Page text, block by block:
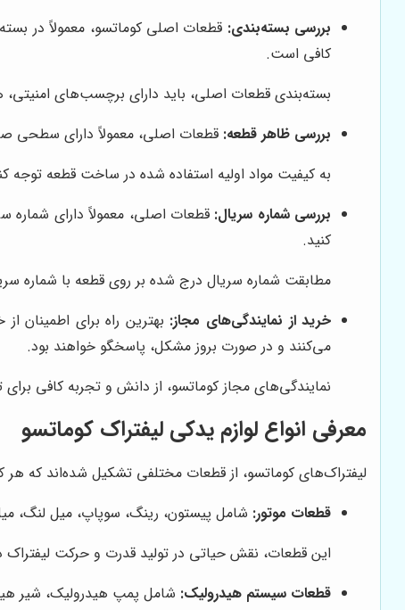
بررسی بسته‌بندی: قطعات اصلی کوماتسو، معمولاً در
کافی است.
بسته‌بندی قطعات اصلی، باید دارای برچسب‌های
بررسی ظاهر قطعه: قطعات اصلی، معمولاً دارای سطحی
به کیفیت مواد اولیه استفاده شده در ساخت قطعه توجه
بررسی شماره سریال: قطعات اصلی، معمولاً دارای شماره
کنید.
مطابقت شماره سریال درج شده بر روی قطعه با شماره
خرید از نمایندگی‌های مجاز: بهترین راه برای اطمینان
می‌کنند و در صورت بروز مشکل، پاسخگو خواهند بود.
نمایندگی‌های مجاز کوماتسو، از دانش و تجربه کافی
معرفی انواع لوازم یدکی لیفتراک کوماتسو
لیفتراک‌های کوماتسو، از قطعات مختلفی تشکیل شده‌اند که هر
قطعات موتور: شامل پیستون، رینگ، سوپاپ، میل لنگ،
این قطعات، نقش حیاتی در تولید قدرت و حرکت لیفتراک
قطعات سیستم هیدرولیک: شامل پمپ هیدرولیک، شیر